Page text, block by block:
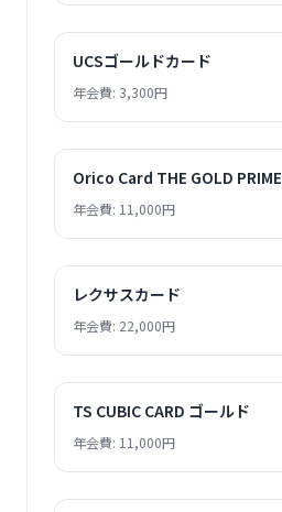
UCSゴールドカード
年会費: 3,300円
Orico Card THE GOLD PRIME
年会費: 11,000円
レクサスカード
年会費: 22,000円
TS CUBIC CARD ゴールド
年会費: 11,000円